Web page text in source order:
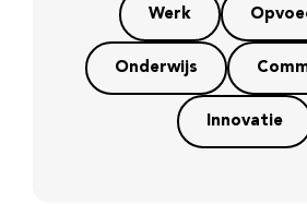
Werk
Onderwijs
Innovatie